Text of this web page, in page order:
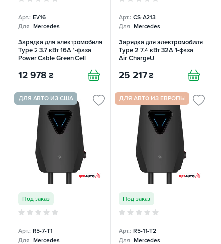
Арт.: EV16
Для Mercedes
Зарядка для электромобиля
Type 2 3.7 кВт 16А 1-фаза
Power Cable Green Cell
12 978 ₴
Арт.: CS-A213
Для Mercedes
Зарядка для электромобиля
Type 2 7.4 кВт 32А 1-фаза
Air ChargeU
25 217 ₴
ДЛЯ АВТО ИЗ США
Под заказ
Арт.: R5-7-T1
Для Mercedes
ДЛЯ АВТО ИЗ ЕВРОПЫ
Под заказ
Арт.: R5-11-T2
Для Mercedes